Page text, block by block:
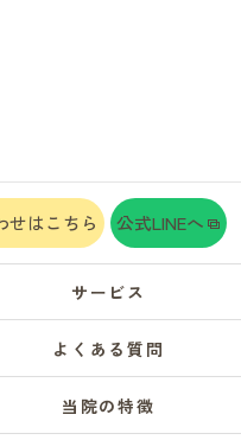
せはこちら 公式LINEへ
サービス
よくある質問
当院の特徴